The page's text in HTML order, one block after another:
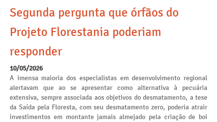
Segunda pergunta que órfãos do
Projeto Florestania poderiam
responder
10/05/2026
A imensa maioria dos especialistas em desenvolvimento regional
alertavam que ao se apresentar como alternativa à pecuária
extensiva, sempre associada aos objetivos do desmatamento, a tese
da Saída pela Floresta, com seu desmatamento zero, poderia atrair
investimentos em montante jamais almejado pela criação de boi